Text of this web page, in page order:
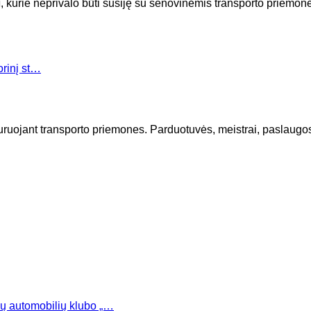
neprivalo būti susiję su senovinėmis transporto
st…
transporto priemones. Parduotuvės, meistrai,
automobilių klubo „…